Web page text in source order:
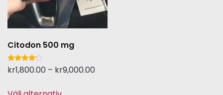
Citodon 500 mg
Betygsatt
4.00
kr1,800.00 – kr9,000.00